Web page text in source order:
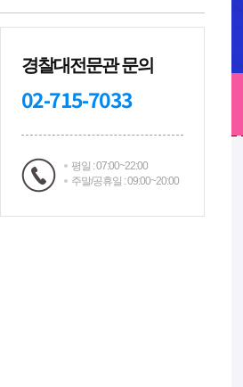
경찰대전문관 문의
02-715-7033
평일 : 07:00~22:00
주말/공휴일 : 09:00~20:00